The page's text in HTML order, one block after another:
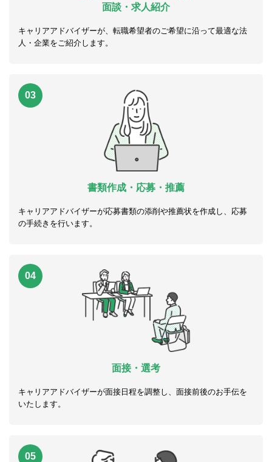
面談・求人紹介
キャリアアドバイザーが、転職希望者のご希望に沿って最適な法
人・企業をご紹介します。
03
書類作成・応募・推薦
キャリアアドバイザーが応募書類の添削や推薦状を作成し、応募
の手続きを行います。
04
面接・選考
キャリアアドバイザーが面接日程を調整し、面接前後のお手伝を
いたします。
05